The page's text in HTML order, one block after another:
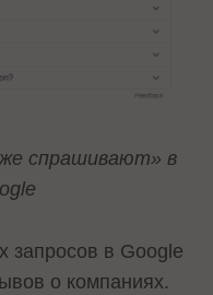
спрашивают» в
запросов в Google
о компаниях.